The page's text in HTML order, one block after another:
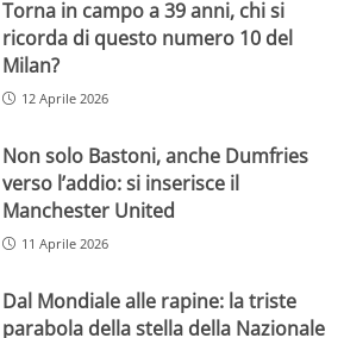
Torna in campo a 39 anni, chi si
ricorda di questo numero 10 del
Milan?
12 Aprile 2026
Non solo Bastoni, anche Dumfries
verso l’addio: si inserisce il
Manchester United
11 Aprile 2026
Dal Mondiale alle rapine: la triste
parabola della stella della Nazionale